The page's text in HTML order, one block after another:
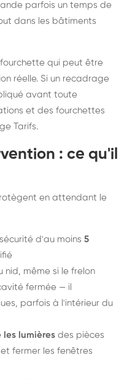
parfois un temps de
dans les bâtiments
qui peut être
réelle. Si un recadrage
avant toute
et des fourchettes
Tarifs.
: ce qu'il
en attendant le
d'au moins 5
nid, même si le frelon
fermée — il
parfois à l'intérieur du
les lumières des pièces
fermer les fenêtres